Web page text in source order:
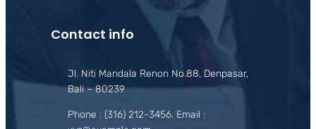
Contact info
Jl. Niti Mandala Renon No.88, Denpasar,
Bali – 80239
Phone : (316) 212-3456, Email :